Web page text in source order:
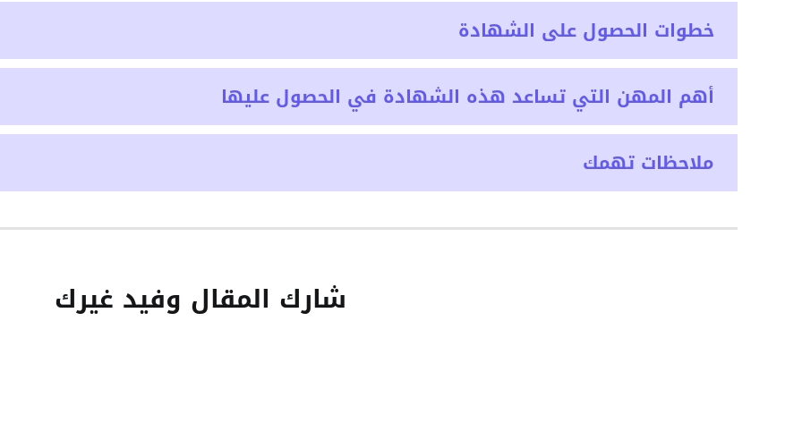
خطوات الحصول على الشهادة
أهم المهن التي تساعد هذه الشهادة في الحصول عليها
ملاحظات تهمك
شارك المقال وفيد غيرك